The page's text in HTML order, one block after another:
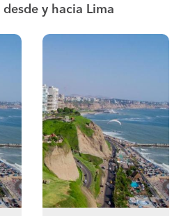
desde y hacia Lima